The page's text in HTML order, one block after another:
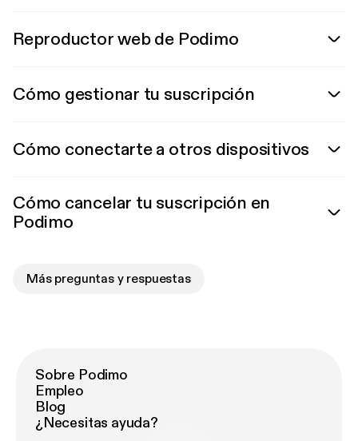
Reproductor web de Podimo
Cómo gestionar tu suscripción
Cómo conectarte a otros dispositivos
Cómo cancelar tu suscripción en
Podimo
Más preguntas y respuestas
Sobre Podimo
Empleo
Blog
¿Necesitas ayuda?